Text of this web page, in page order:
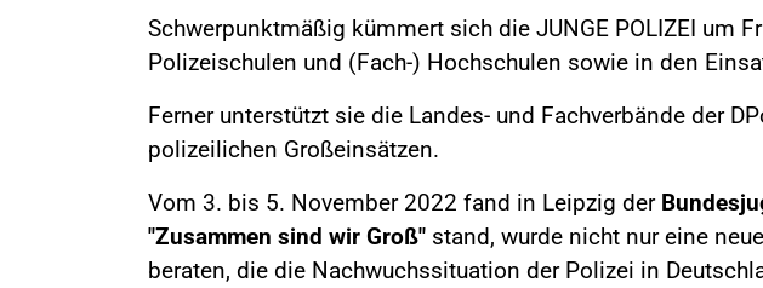
Schwerpunktmäßig kümmert sich die JUNGE POLIZEI um
Polizeischulen und (Fach-) Hochschulen sowie in den
Ferner unterstützt sie die Landes- und Fachverbände der
polizeilichen Großeinsätzen.
Vom 3. bis 5. November 2022 fand in Leipzig der
"Zusammen sind wir Groß" stand, wurde nicht nur eine
beraten, die die Nachwuchssituation der Polizei in